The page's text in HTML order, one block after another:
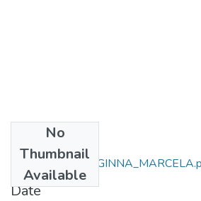
No
Thumbnail
Available
Date